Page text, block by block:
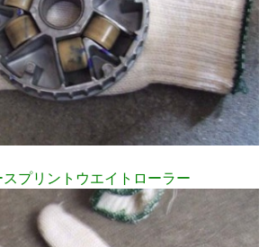
プリントウエイトローラー